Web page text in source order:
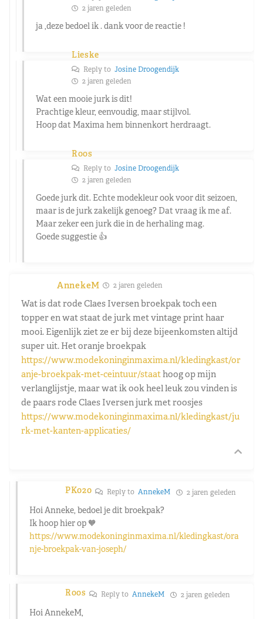
2 jaren geleden
ja ,deze bedoel ik . dank voor de reactie !
Lieske
Reply to Josine Droogendijk
2 jaren geleden
Wat een mooie jurk is dit!
Prachtige kleur, eenvoudig, maar stijlvol.
Hoop dat Maxima hem binnenkort herdraagt.
Roos
Reply to Josine Droogendijk
2 jaren geleden
Goede jurk dit. Echte modekleur ook voor dit seizoen,
maar is de jurk zakelijk genoeg? Dat vraag ik me af.
Maar zeker een jurk die in de herhaling mag.
Goede suggestie 👍
AnnekeM 2 jaren geleden
Wat is dat rode Claes Iversen broekpak toch een
topper en wat staat de jurk met vintage print haar
mooi. Eigenlijk ziet ze er bij deze bijeenkomsten altijd
super uit. Het oranje broekpak
https://www.modekoninginmaxima.nl/kledingkast/or
anje-broekpak-met-ceintuur/staathoog op mijn
verlanglijstje, maar wat ik ook heel leuk zou vinden is
de paars rode Claes Iversen jurk met roosjes
https://www.modekoninginmaxima.nl/kledingkast/ju
rk-met-kanten-applicaties/
PK020 Reply to AnnekeM 2 jaren geleden
Hoi Anneke, bedoel je dit broekpak?
Ik hoop hier op 🧡
https://www.modekoninginmaxima.nl/kledingkast/ora
nje-broekpak-van-joseph/
Roos Reply to AnnekeM 2 jaren geleden
Hoi AnnekeM,